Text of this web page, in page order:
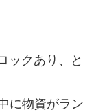
ックあり、と
に物資がラン